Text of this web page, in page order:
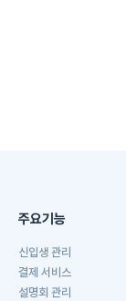
주요기능
신입생 관리
결제 서비스
설명회 관리